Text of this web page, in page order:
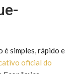
é simples, rápido e
oficial do